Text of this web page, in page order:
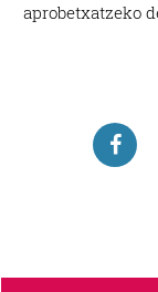
aprobetxatzeko